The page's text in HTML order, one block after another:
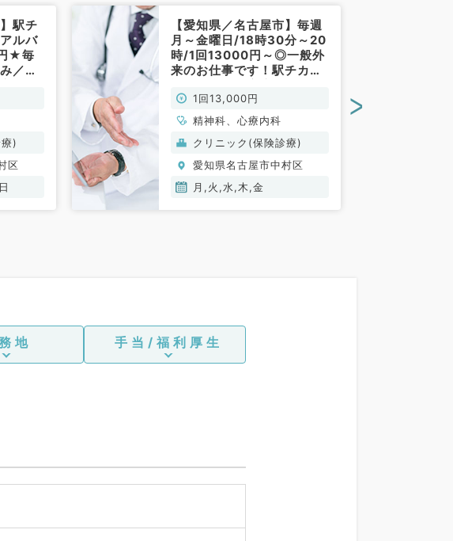
駅チ
ルバ
★毎
／週1
／非
)
区
【愛知県／名古屋市】毎週
月～金曜日/18時30分～20
時/1回13000円～◎一般外
来のお仕事です！駅チカで
神科／非常勤）
1回13,000円
精神科、心療内科
クリニック(保険診療)
愛知県名古屋市中村区
月,火,水,木,金
>
地 手当/福利厚生